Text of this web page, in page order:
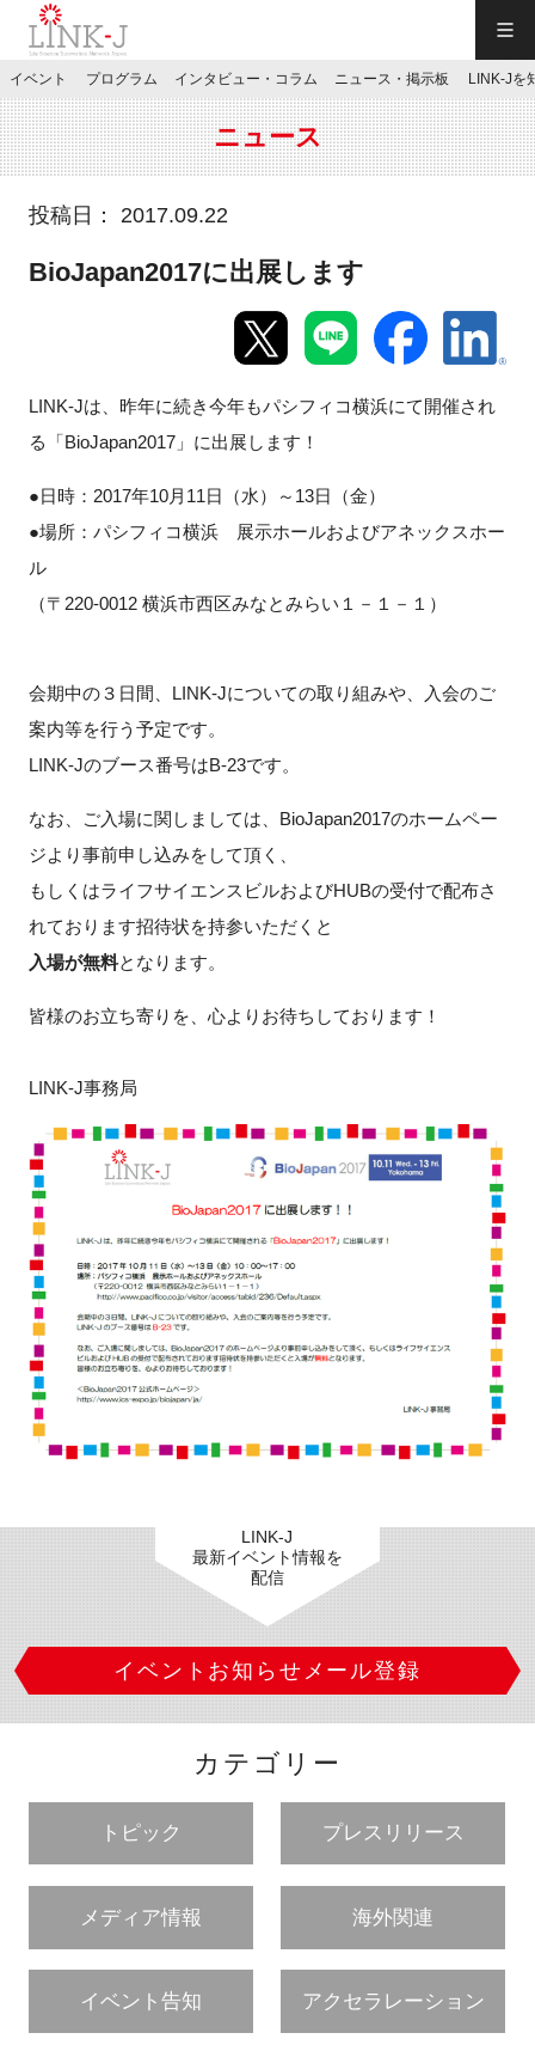
JP／EN
特別会員専用メニュー
お問い合わせ
マイページ
新規登録
プログラム
インタビュー・コラム
ニュース・掲示板
LINK-Jを知る
特別会員
施設・アクセス
FAQ
イベントお知らせメール登録
イベント プログラム インタビュー・コラム ニュース・掲示板 LINK-Jを
ニュース
投稿日： 2017.09.22
BioJapan2017に出展します
LINK-Jは、昨年に続き今年もパシフィコ横浜にて開催され
る「BioJapan2017」に出展します！
●日時：2017年10月11日（水）～13日（金）
●場所：パシフィコ横浜 展示ホールおよびアネックスホー
ル
（〒220-0012 横浜市西区みなとみらい１－１－１）
会期中の３日間、LINK-Jについての取り組みや、入会のご
案内等を行う予定です。
LINK-Jのブース番号はB-23です。
なお、ご入場に関しましては、BioJapan2017のホームペー
ジより事前申し込みをして頂く、
もしくはライフサイエンスビルおよびHUBの受付で配布さ
れております招待状を持参いただくと
入場が無料となります。
皆様のお立ち寄りを、心よりお待ちしております！
LINK-J事務局
LINK-J
最新イベント情報を
配信
イベントお知らせメール登録
カテゴリー
トピック プレスリリース
メディア情報 海外関連
イベント告知 アクセラレーション